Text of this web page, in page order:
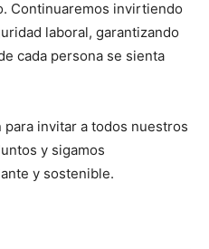
Continuaremos invirtiendo
laboral, garantizando
cada persona se sienta
invitar a todos nuestros
y sigamos
y sostenible.